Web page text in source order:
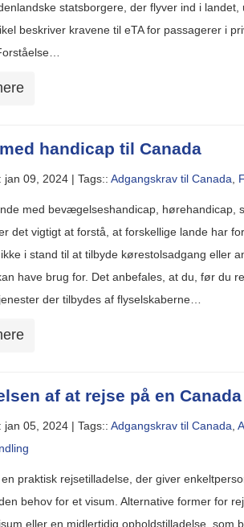
statsborgere, der flyver ind i landet,
beskriver kravene til eTA for passagerer i
handicap til Canada
jan 09, 2024 | Tags:: Adgangskrav til Canada
med bevægelseshandicap, hørehandicap,
det vigtigt at forstå, at forskellige lande har
i stand til at tilbyde kørestolsadgang eller
have brug for. Det anbefales, at du, før du
der tilbydes af flyselskaberne…
af at rejse på en Canada
jan 05, 2024 | Tags:: Adgangskrav til Canada
en praktisk rejsetilladelse, der giver
behov for et visum. Alternative former for
eller en midlertidig opholdstilladelse,